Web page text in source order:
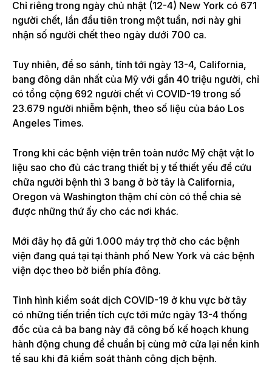
Chỉ riêng trong ngày chủ nhật (12-4) New York có 671
người chết, lần đầu tiên trong một tuần, nơi này ghi
nhận số người chết theo ngày dưới 700 ca.
Tuy nhiên, để so sánh, tính tới ngày 13-4, California,
bang đông dân nhất của Mỹ với gần 40 triệu người, chỉ
có tổng cộng 692 người chết vì COVID-19 trong số
23.679 người nhiễm bệnh, theo số liệu của báo Los
Angeles Times.
Trong khi các bệnh viện trên toàn nước Mỹ chật vật lo
liệu sao cho đủ các trang thiết bị y tế thiết yếu để cứu
chữa người bệnh thì 3 bang ở bờ tây là California,
Oregon và Washington thậm chí còn có thể chia sẻ
được những thứ ấy cho các nơi khác.
Mới đây họ đã gửi 1.000 máy trợ thở cho các bệnh
viện đang quá tại tại thành phố New York và các bệnh
viện dọc theo bờ biển phía đông.
Tình hình kiểm soát dịch COVID-19 ở khu vực bờ tây
có những tiến triển tích cực tới mức ngày 13-4 thống
đốc của cả ba bang này đã công bố kế hoạch khung
hành động chung để chuẩn bị cùng mở cửa lại nền kinh
tế sau khi đã kiểm soát thành công dịch bệnh.